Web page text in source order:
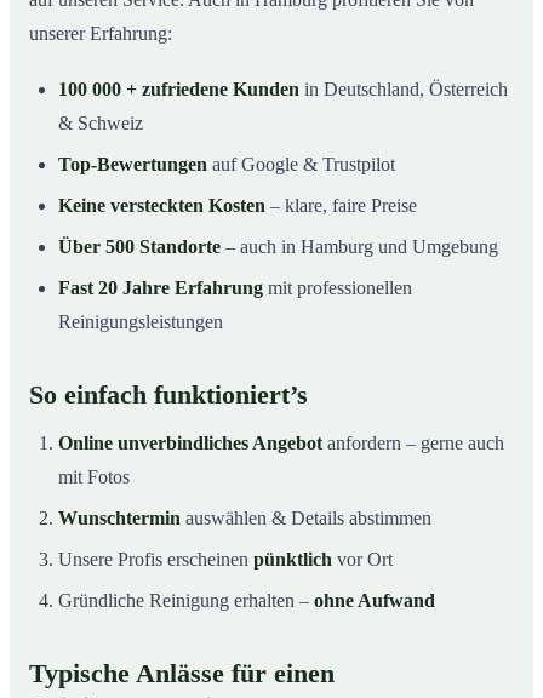
unserer Erfahrung:
100 000 + zufriedene Kunden in Deutschland, Österreich
& Schweiz
Top-Bewertungen auf Google & Trustpilot
Keine versteckten Kosten – klare, faire Preise
Über 500 Standorte – auch in Hamburg und Umgebung
Fast 20 Jahre Erfahrung mit professionellen
Reinigungsleistungen
So einfach funktioniert’s
Online unverbindliches Angebot anfordern – gerne auch
mit Fotos
Wunschtermin auswählen & Details abstimmen
Unsere Profis erscheinen pünktlich vor Ort
Gründliche Reinigung erhalten – ohne Aufwand
Typische Anlässe für einen